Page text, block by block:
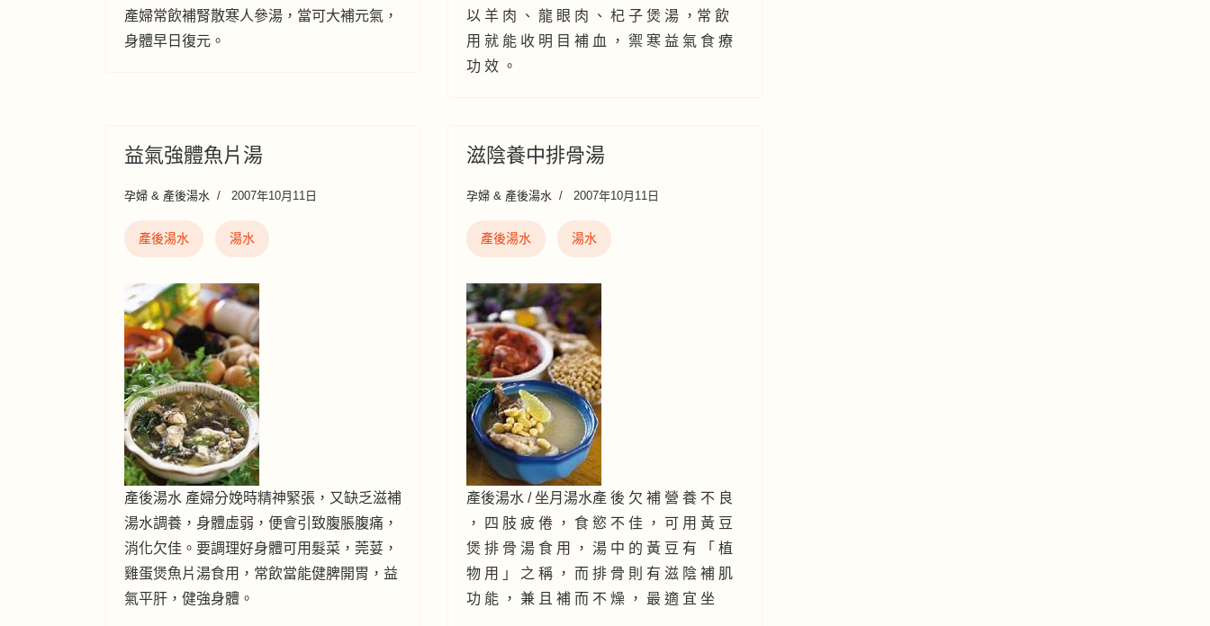
產婦常飲補腎散寒人參湯，當可大補元氣，
身體早日復元。
以 羊 肉 、 龍 眼 肉 、 杞 子 煲 湯 ，常 飲
用 就 能 收 明 目 補 血 ， 禦 寒 益 氣 食 療
功 效 。
益氣強體魚片湯
孕婦 & 產後湯水 2007年10月11日
產後湯水 湯水
產後湯水 產婦分娩時精神緊張，又缺乏滋補
湯水調養，身體虛弱，便會引致腹脹腹痛，
消化欠佳。要調理好身體可用髮菜，莞荽，
雞蛋煲魚片湯食用，常飲當能健脾開胃，益
氣平肝，健強身體。
滋陰養中排骨湯
孕婦 & 產後湯水 2007年10月11日
產後湯水 湯水
產後湯水 / 坐月湯水產 後 欠 補 營 養 不 良
， 四 肢 疲 倦 ， 食 慾 不 佳 ， 可 用 黃 豆
煲 排 骨 湯 食 用 ， 湯 中 的 黃 豆 有 「 植
物 用 」 之 稱 ， 而 排 骨 則 有 滋 陰 補 肌
功 能 ， 兼 且 補 而 不 燥 ， 最 適 宜 坐